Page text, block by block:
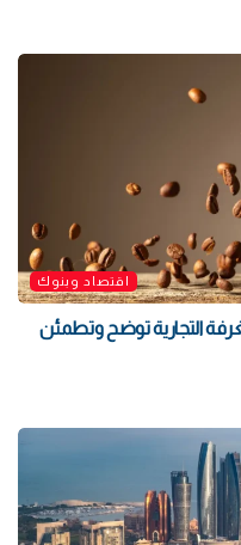
اقتصاد وبنوك
الغرفة التجارية توضح وتطمئن